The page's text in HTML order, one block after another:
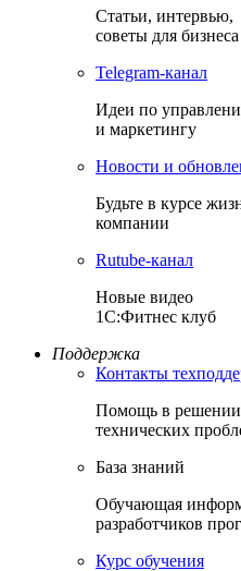
Статьи, интервью,
советы для бизнеса
Теlegram-канал
Идеи по
и маркетингу
Новости и
Будьте в курсе
компании
Rutube-канал
Новые видео
1С:Фитнес клуб
Поддержка
Контакты
Помощь в решении
технических
База знаний
Обучающая
разработчиков
Курс обучения